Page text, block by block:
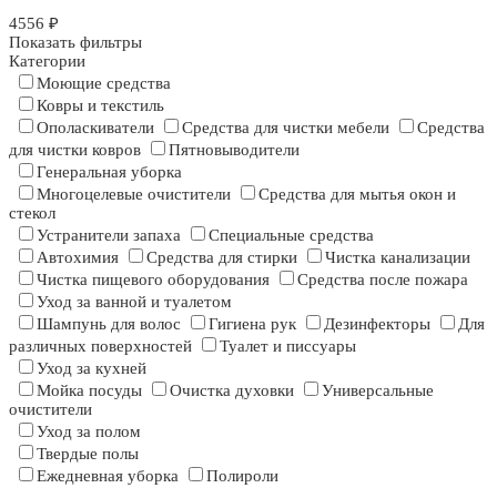
4556 ₽
Показать фильтры
Категории
Моющие средства
Ковры и текстиль
Ополаскиватели
Средства для чистки мебели
Средства
для чистки ковров
Пятновыводители
Генеральная уборка
Многоцелевые очистители
Средства для мытья окон и
стекол
Устранители запаха
Специальные средства
Автохимия
Средства для стирки
Чистка канализации
Чистка пищевого оборудования
Средства после пожара
Уход за ванной и туалетом
Шампунь для волос
Гигиена рук Дезинфекторы
Для
различных поверхностей
Туалет и писсуары
Уход за кухней
Мойка посуды
Очистка духовки
Универсальные
очистители
Уход за полом
Твердые полы
Ежедневная уборка
Полироли